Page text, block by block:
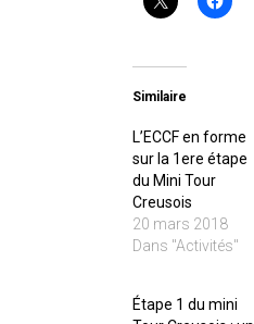
Similaire
L’ECCF en forme
sur la 1ere étape
du Mini Tour
Creusois
20 mars 2018
Dans "Activités"
Étape 1 du mini